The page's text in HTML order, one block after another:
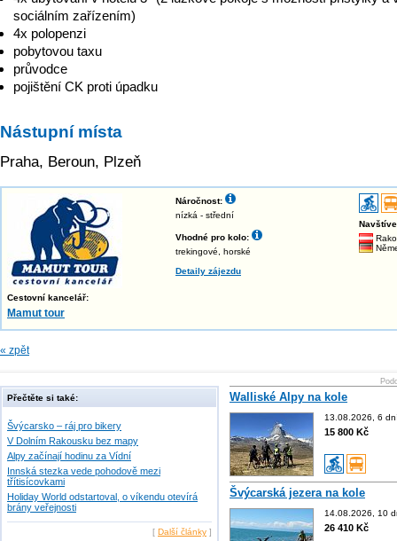
sociálním zařízením)
4x polopenzi
pobytovou taxu
průvodce
pojištění CK proti úpadku
Nástupní místa
Praha, Beroun, Plzeň
Cestovní kancelář:
Mamut tour
Náročnost:
nízká - střední
Vhodné pro kolo:
trekingové, horské
Detaily zájezdu
« zpět
Přečtěte si také:
Švýcarsko – ráj pro bikery
V Dolním Rakousku bez mapy
Alpy začínají hodinu za Vídní
Innská stezka vede pohodově mezi
třítisícovkami
Holiday World odstartoval, o víkendu otevírá
brány veřejnosti
[ Další články ]
Walliské Alpy na kole
13.08.2026, 6
15 800 Kč
Švýcarská jezera na kole
14.08.2026, 10
26 410 Kč